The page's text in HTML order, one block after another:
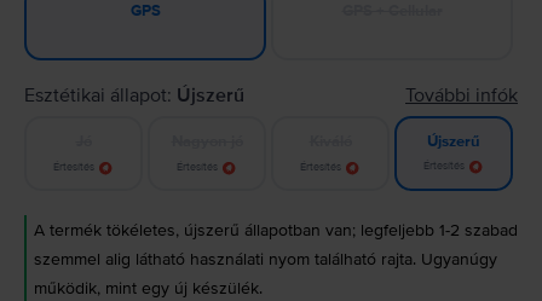
GPS
Esztétikai állapot: Újszerű További infók
Értesítés Értesítés Értesítés
Újszerű
Értesítés
A termék tökéletes, újszerű állapotban van; legfeljebb 1-2 szabad
szemmel alig látható használati nyom található rajta. Ugyanúgy
működik, mint egy új készülék.